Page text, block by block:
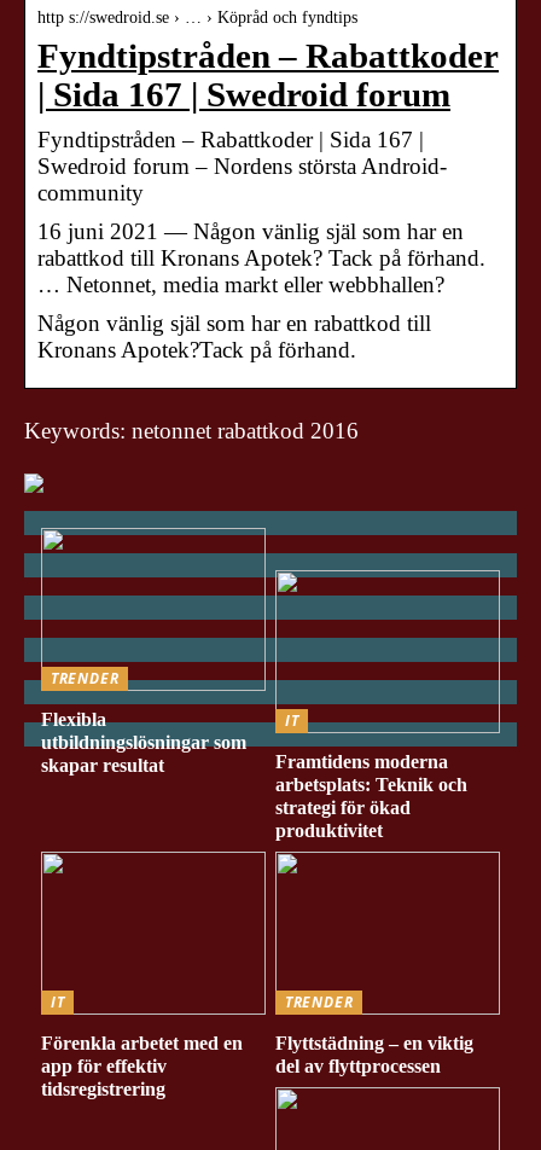
http s://swedroid.se › … › Köpråd och fyndtips
Fyndtipstråden – Rabattkoder
| Sida 167 | Swedroid forum
Fyndtipstråden – Rabattkoder | Sida 167 |
Swedroid forum – Nordens största Android-
community
16 juni 2021 — Någon vänlig själ som har en
rabattkod till Kronans Apotek? Tack på förhand.
… Netonnet, media markt eller webbhallen?
Någon vänlig själ som har en rabattkod till
Kronans Apotek?Tack på förhand.
Keywords: netonnet rabattkod 2016
TRENDER
Flexibla
utbildningslösningar som
skapar resultat
IT
Framtidens moderna
arbetsplats: Teknik och
strategi för ökad
produktivitet
IT
Förenkla arbetet med en
app för effektiv
tidsregistrering
TRENDER
Flyttstädning – en viktig
del av flyttprocessen